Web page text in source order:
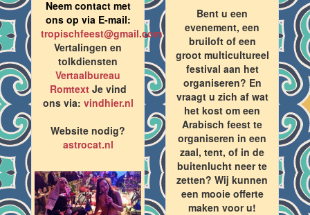
Neem contact met
ons op via E-mail:
tropischfeest@gmail.com
Vertalingen en
tolkdiensten
Vertaalbureau
RomtextJe vind
ons via: vindhier.nl
Website nodig?
astrocat.nl
Bent u een
evenement, een
bruiloft of een
groot multicultureel
festival aan het
organiseren? En
vraagt u zich af wat
het kost om een
Arabisch feest te
organiseren in een
zaal, tent, of in de
buitenlucht neer te
zetten? Wij kunnen
een mooie offerte
maken voor u!